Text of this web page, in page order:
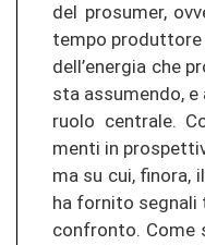
del pro­su­mer,
tem­po
dell’ener­gia che
sta as­su­men­do, e
ruolo cen­tra­le.
men­ti in
ma su cui, fi­no­ra,
ha for­ni­to seg­na­li
con­fron­to. Come